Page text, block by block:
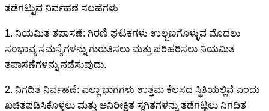
ತಡೆಗಟ್ಟುವ ನಿರ್ವಹಣೆ ಸಲಹೆಗಳು
1. ನಿಯಮಿತ ತಪಾಸಣೆ: ಗಿರಣಿ ಘಟಕಗಳು ಉಲ್ಬಣಗೊಳ್ಳುವ ಮೊದಲು
ಸಂಭಾವ್ಯ ಸಮಸ್ಯೆಗಳನ್ನು ಗುರುತಿಸಲು ಮತ್ತು ಪರಿಹರಿಸಲು ನಿಯಮಿತ
ತಪಾಸಣೆಗಳನ್ನು ನಡೆಸುವುದು.
2. ನಿಗದಿತ ನಿರ್ವಹಣೆ: ಎಲ್ಲಾ ಭಾಗಗಳು ಉತ್ತಮ ಕೆಲಸದ ಸ್ಥಿತಿಯಲ್ಲಿವೆ ಎಂದು
ಖಚಿತಪಡಿಸಿಕೊಳ್ಳಲು ಮತ್ತು ಅನಿರೀಕ್ಷಿತ ಸ್ಥಗಿತಗಳನ್ನು ತಡೆಗಟ್ಟಲು ನಿಗದಿತ